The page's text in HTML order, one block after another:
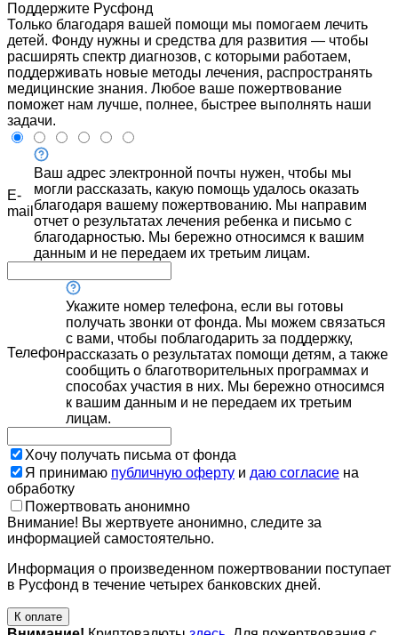
Поддержите Русфонд
Только благодаря вашей помощи мы помогаем лечить
детей. Фонду нужны и средства для развития — чтобы
расширять спектр диагнозов, с которыми работаем,
поддерживать новые методы лечения, распространять
медицинские знания. Любое ваше пожертвование
поможет нам лучше, полнее, быстрее выполнять наши
задачи.
E-
mail
Ваш адрес электронной почты нужен, чтобы мы
могли рассказать, какую помощь удалось оказать
благодаря вашему пожертвованию. Мы направим
отчет о результатах лечения ребенка и письмо с
благодарностью. Мы бережно относимся к вашим
данным и не передаем их третьим лицам.
Телефон
Укажите номер телефона, если вы готовы
получать звонки от фонда. Мы можем связаться
с вами, чтобы поблагодарить за поддержку,
рассказать о результатах помощи детям, а также
сообщить о благотворительных программах и
способах участия в них. Мы бережно относимся
к вашим данным и не передаем их третьим
лицам.
Хочу получать письма от фонда
Я принимаю публичную оферту и даю согласие на
обработку
Пожертвовать анонимно
Внимание! Вы жертвуете анонимно, следите за
информацией самостоятельно.
Информация о произведенном пожертвовании поступает
в Русфонд в течение четырех банковских дней.
К оплате